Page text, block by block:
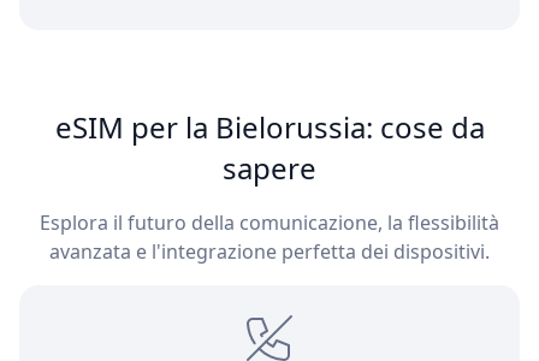
eSIM per la Bielorussia: cose da
sapere
Esplora il futuro della comunicazione, la flessibilità
avanzata e l'integrazione perfetta dei dispositivi.